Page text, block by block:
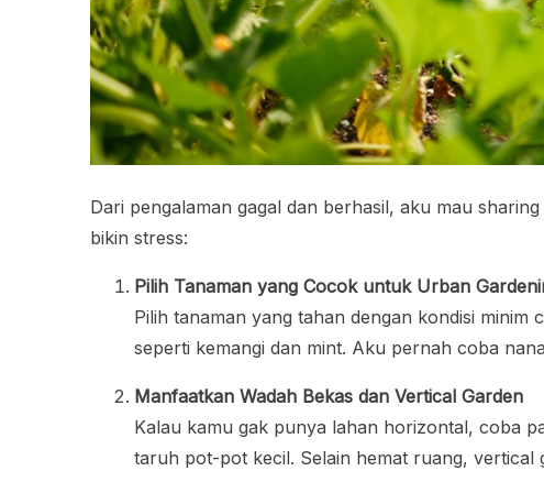
Dari pengalaman gagal dan berhasil, aku mau
bikin stress:
Pilih Tanaman yang Cocok untuk Urban
Pilih tanaman yang tahan dengan kondisi
seperti kemangi dan mint. Aku pernah coba
Manfaatkan Wadah Bekas dan Vertical Garden
Kalau kamu gak punya lahan horizontal, coba
taruh pot-pot kecil. Selain hemat ruang, vertical